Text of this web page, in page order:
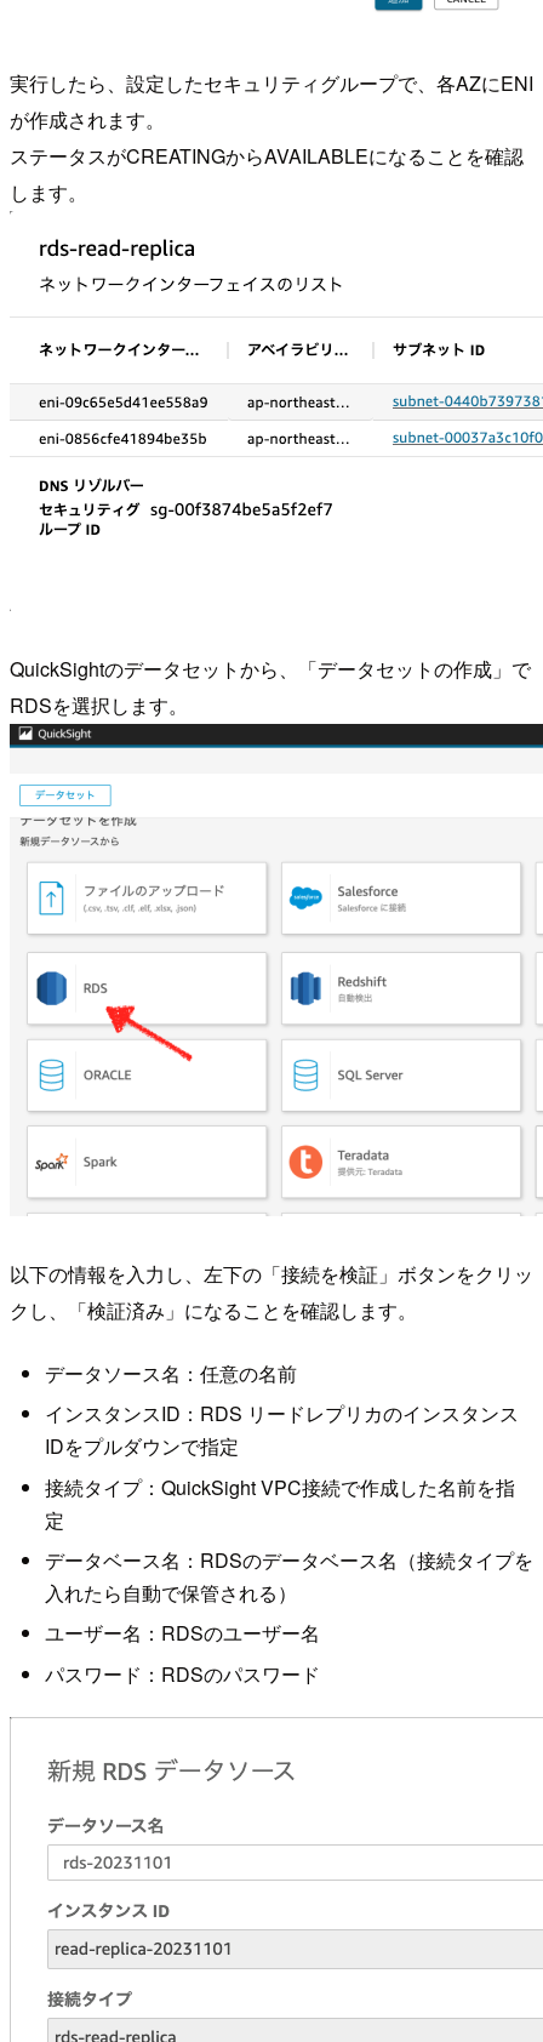
実行したら、設定したセキュリティグループで、各AZにENI
が作成されます。
ステータスがCREATINGからAVAILABLEになることを確認
します。
QuickSightのデータセットから、「データセットの作成」で
RDSを選択します。
以下の情報を入力し、左下の「接続を検証」ボタンをクリッ
クし、「検証済み」になることを確認します。
データソース名：任意の名前
インスタンスID：RDS リードレプリカのインスタンス
IDをプルダウンで指定
接続タイプ：QuickSight VPC接続で作成した名前を指
定
データベース名：RDSのデータベース名（接続タイプを
入れたら自動で保管される）
ユーザー名：RDSのユーザー名
パスワード：RDSのパスワード